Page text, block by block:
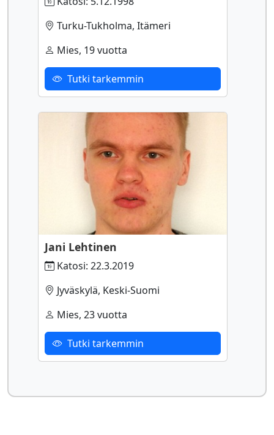
Turku-Tukholma, Itämeri
Mies, 19 vuotta
Tutki tarkemmin
Jani Lehtinen
Katosi: 22.3.2019
Jyväskylä, Keski-Suomi
Mies, 23 vuotta
Tutki tarkemmin